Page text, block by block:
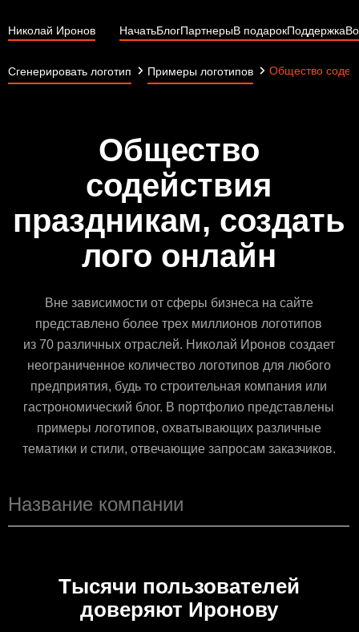
Николай Иронов НачатьБлогПартнерыВ подарокПоддержка
Сгенерировать логотип Примеры логотипов Общество
Общество
содействия
праздникам, создать
лого онлайн
Вне зависимости от сферы бизнеса на сайте
представлено более трех миллионов логотипов
из 70 различных отраслей. Николай Иронов создает
неограниченное количество логотипов для любого
предприятия, будь то строительная компания или
гастрономический блог. В портфолио представлены
примеры логотипов, охватывающих различные
тематики и стили, отвечающие запросам заказчиков.
Тысячи пользователей
доверяют Иронову